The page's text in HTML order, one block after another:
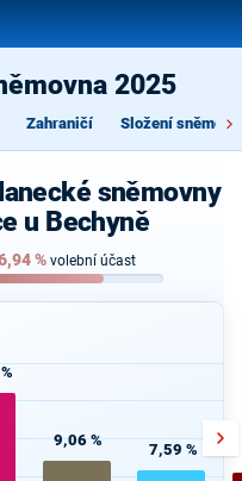
2025
Zahraničí Složení
sněmovny
u Bechyně
% volební účast
9,06 %
7,59 %